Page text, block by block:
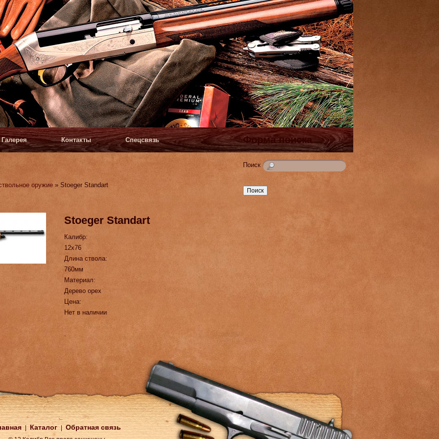
Форма поиска
Поиск
Галерея Контакты Спецсвязь
оружие » Stoeger Standart
Stoeger Standart
Калибр:
12х76
Длина ствола:
760мм
Материал:
Дерево орех
Цена:
Нет в наличии
.
Каталог Обратная связь